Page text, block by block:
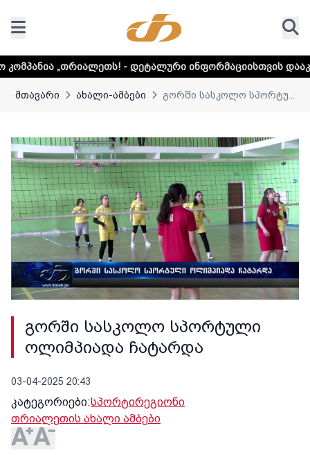
- დეტალური ინფორმაციისთვის დააკლიკეთ ლინკს
მთავარი ახალი-ამბები გორში სასკოლო სპორტუ...
გორში სასკოლო სპორტული
ოლიმპიადა ჩატარდა
03-04-2025 20:43
კატეგორიები:სპორტირეგიონი
თრიალეთის ახალი ამბები